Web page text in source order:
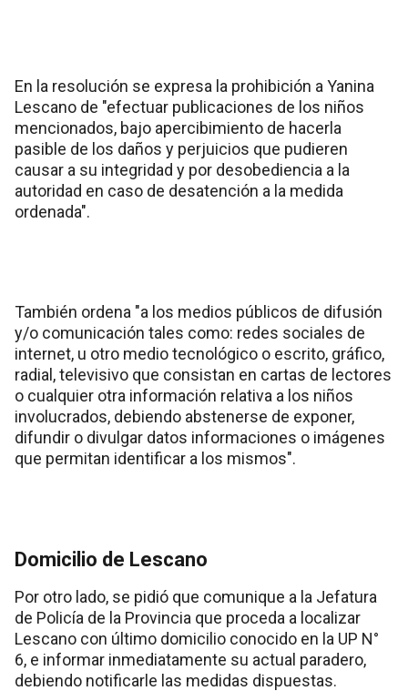
En la resolución se expresa la prohibición a Yanina
Lescano de "efectuar publicaciones de los niños
mencionados, bajo apercibimiento de hacerla
pasible de los daños y perjuicios que pudieren
causar a su integridad y por desobediencia a la
autoridad en caso de desatención a la medida
ordenada".
También ordena "a los medios públicos de difusión
y/o comunicación tales como: redes sociales de
internet, u otro medio tecnológico o escrito, gráfico,
radial, televisivo que consistan en cartas de lectores
o cualquier otra información relativa a los niños
involucrados, debiendo abstenerse de exponer,
difundir o divulgar datos informaciones o imágenes
que permitan identificar a los mismos".
Domicilio de Lescano
Por otro lado, se pidió que comunique a la Jefatura
de Policía de la Provincia que proceda a localizar
Lescano con último domicilio conocido en la UP N°
6, e informar inmediatamente su actual paradero,
debiendo notificarle las medidas dispuestas.